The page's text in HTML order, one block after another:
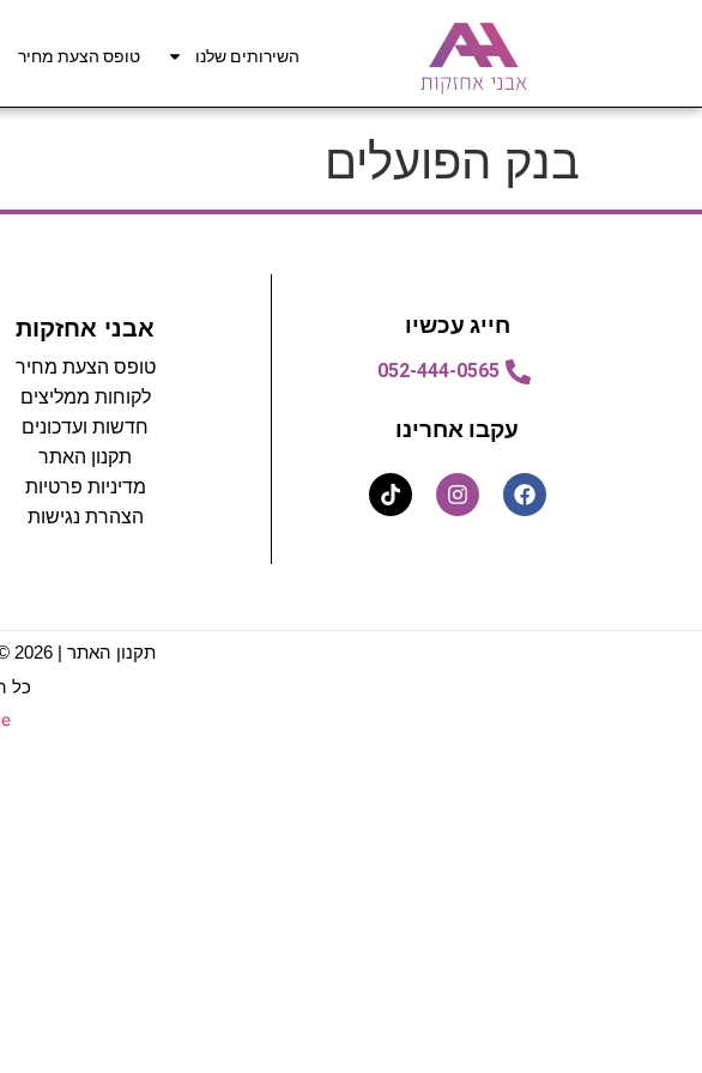
השירותים שלנו טופס הצעת מחיר
בנק הפועלים
חייג עכשיו
052-444-0565
עקבו אחרינו
אבני אחזקות
טופס הצעת מחיר
לקוחות ממליצים
חדשות ועדכונים
תקנון האתר
מדיניות פרטיות
הצהרת נגישות
תקנון האתר | 2026 © אבני אחזקות |
כל